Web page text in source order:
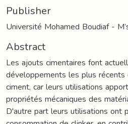
Publisher
Université Mohamed Boudiaf -
Abstract
Les ajouts cimentaires font
développements les plus récents
ciment, car leurs utilisations
propriétés mécaniques des
D'autre part leurs utilisations ont